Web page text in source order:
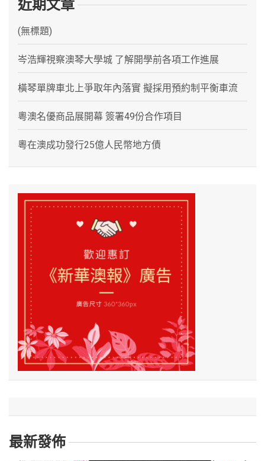
近期文章
(無標題)
岑浩輝視察澳琴大學城 了解開學前各項工作進展
橫琴單牌車北上爭取年內落實 擬採用預約制平衡車流
粵澳名優商品展開幕 簽署49份合作項目
粵在澳成功發行25億人民幣地方債
最新發佈